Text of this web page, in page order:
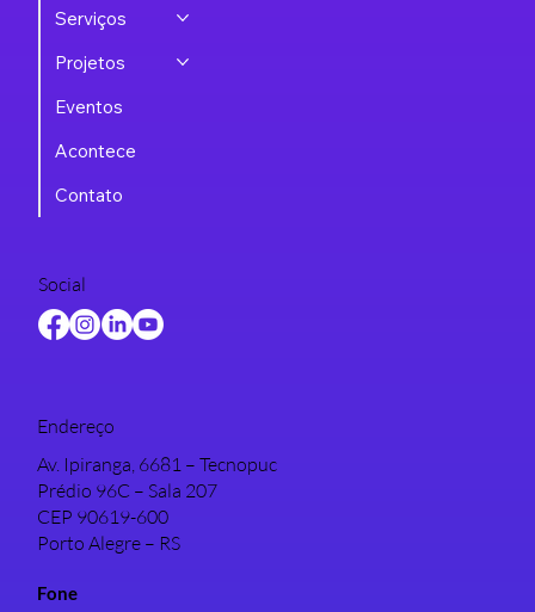
Serviços
Projetos
Eventos
Acontece
Contato
Social
Endereço
Av. Ipiranga, 6681 – Tecnopuc
Prédio 96C – Sala 207
CEP 90619-600
Porto Alegre – RS
Fone